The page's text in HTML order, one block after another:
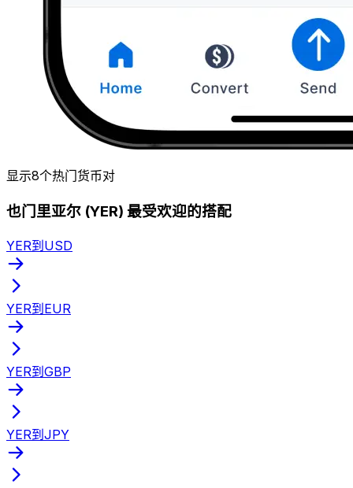
显示8个热门货币对
也门里亚尔 (YER) 最受欢迎的搭配
YER到USD
YER到EUR
YER到GBP
YER到JPY